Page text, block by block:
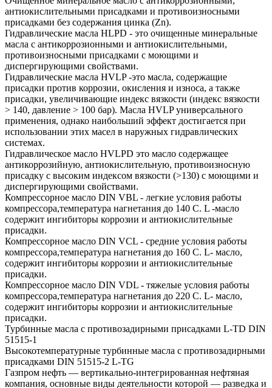
антиокислительными присадками и противоизносными
присадками без содержания цинка (Zn).
Гидравлические масла HLPD - это очищенные минеральные
масла с антикоррозионными и антиокислительными,
противоизносными присадками с моющими и
диспергирующими свойствами.
Гидравлические масла HVLP -это масла, содержащие
присадки против коррозии, окисления и износа, а также
присадки, увеличивающие индекс вязкости (индекс вязкости
> 140, давление > 100 бар). Масла HVLP универсального
применения, однако наибольший эффект достигается при
использовании этих масел в наружных гидравлических
системах.
Гидравлическое масло HVLPD это масло содержащее
антикоррозийную, антиокислительную, противоизносную
присадку с высоким индексом вязкости (>130) с моющими и
диспергирующими свойствами.
Компрессорное масло DIN VBL - легкие условия работы
компрессора,температура нагнетания до 140 С. L -масло
содержит ингибиторы коррозии и антиокислительные
присадки.
Компрессорное масло DIN VCL - средние условия работы
компрессора,температура нагнетания до 160 С. L- масло,
содержит ингибиторы коррозии и антиокислительные
присадки.
Компрессорное масло DIN VDL - тяжелые условия работы
компрессора,температура нагнетания до 220 С. L- масло,
содержит ингибиторы коррозии и антиокислительные
присадки.
Турбинные масла с противозадирными присадками L-TD DIN
51515-1
Высокотемпературные турбинные масла с противозадирными
присадками DIN 51515-2 L-TG
Газпром нефть — вертикально-интегрированная нефтяная
компания, основные виды деятельности которой — разведка и